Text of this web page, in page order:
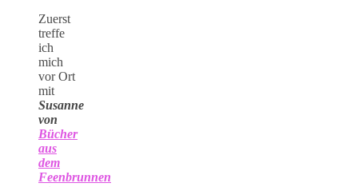
Zuerst
treffe
ich
mich
vor Ort
mit
Susanne
von
Bücher
aus
dem
Feenbrunnen